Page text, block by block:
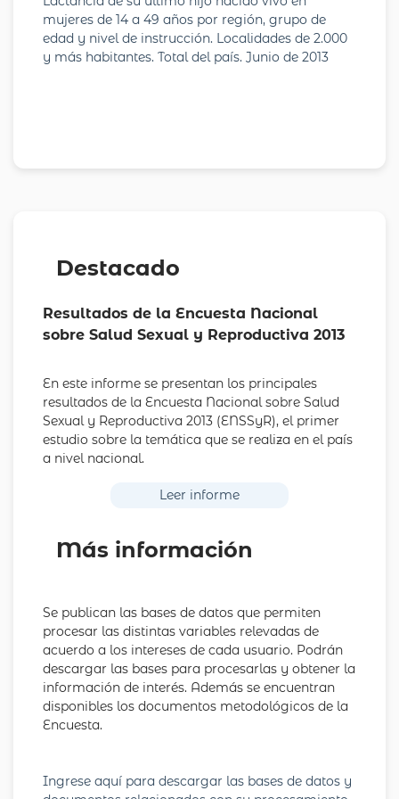
mujeres de 14 a 49 años por región, grupo de
edad y nivel de instrucción. Localidades de 2.000
y más habitantes. Total del país. Junio de 2013
Destacado
Resultados de la Encuesta Nacional
sobre Salud Sexual y Reproductiva 2013
En este informe se presentan los principales
resultados de la Encuesta Nacional sobre Salud
Sexual y Reproductiva 2013 (ENSSyR), el primer
estudio sobre la temática que se realiza en el país
a nivel nacional.
Leer informe
Más información
Se publican las bases de datos que permiten
procesar las distintas variables relevadas de
acuerdo a los intereses de cada usuario. Podrán
descargar las bases para procesarlas y obtener la
información de interés. Además se encuentran
disponibles los documentos metodológicos de la
Encuesta.
Ingrese aquí para descargar las bases de datos y